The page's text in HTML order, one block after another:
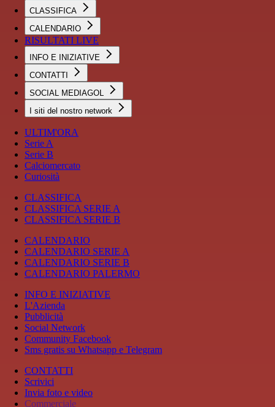
CLASSIFICA
CALENDARIO
RISULTATI LIVE
INFO E INIZIATIVE
CONTATTI
SOCIAL MEDIAGOL
I siti del nostro network
ULTIM'ORA
Serie A
Serie B
Calciomercato
Curiosità
CLASSIFICA
CLASSIFICA SERIE A
CLASSIFICA SERIE B
CALENDARIO
CALENDARIO SERIE A
CALENDARIO SERIE B
CALENDARIO PALERMO
INFO E INIZIATIVE
L'Azienda
Pubblicità
Social Network
Community Facebook
Sms gratis su Whatsapp e Telegram
CONTATTI
Scrivici
Invia foto e video
Commerciale